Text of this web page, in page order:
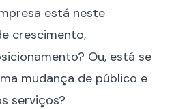
está neste
crescimento,
Ou, está se
mudança de público e
serviços?